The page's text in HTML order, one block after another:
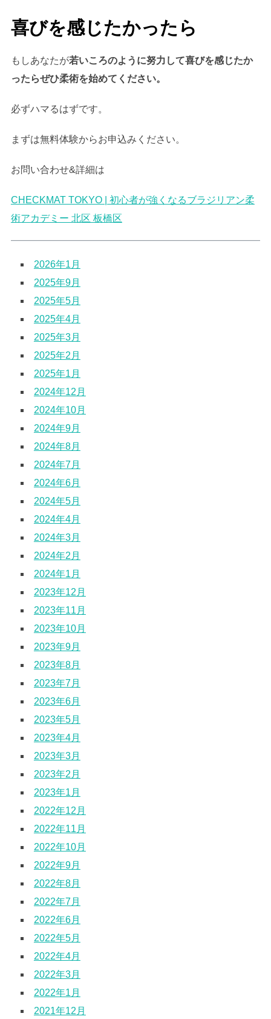
喜びを感じたかったら
もしあなたが若いころのように努力して喜びを感じたか
ったらぜひ柔術を始めてください。
必ずハマるはずです。
まずは無料体験からお申込みください。
お問い合わせ&詳細は
CHECKMAT TOKYO | 初心者が強くなるブラジリアン柔
術アカデミー 北区 板橋区
2026年1月
2025年9月
2025年5月
2025年4月
2025年3月
2025年2月
2025年1月
2024年12月
2024年10月
2024年9月
2024年8月
2024年7月
2024年6月
2024年5月
2024年4月
2024年3月
2024年2月
2024年1月
2023年12月
2023年11月
2023年10月
2023年9月
2023年8月
2023年7月
2023年6月
2023年5月
2023年4月
2023年3月
2023年2月
2023年1月
2022年12月
2022年11月
2022年10月
2022年9月
2022年8月
2022年7月
2022年6月
2022年5月
2022年4月
2022年3月
2022年1月
2021年12月